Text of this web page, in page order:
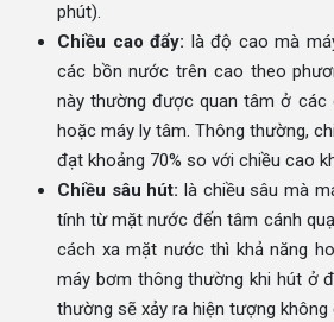
phút).
Chiều cao đẩy: là độ cao mà
các bồn nước trên cao theo
này thường được quan tâm ở các
hoặc máy ly tâm. Thông thường,
đạt khoảng 70% so với chiều cao
Chiều sâu hút: là chiều sâu mà
tính từ mặt nước đến tâm cánh
cách xa mặt nước thì khả năng
máy bơm thông thường khi hút ở
thường sẽ xảy ra hiện tượng không